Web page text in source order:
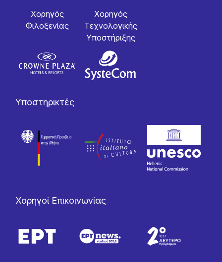
Χορηγός
Φιλοξενίας
Χορηγός
Tεχνολογικής
Yποστήριξης
Υποστηρικτές
Χορηγοί Επικοινωνίας